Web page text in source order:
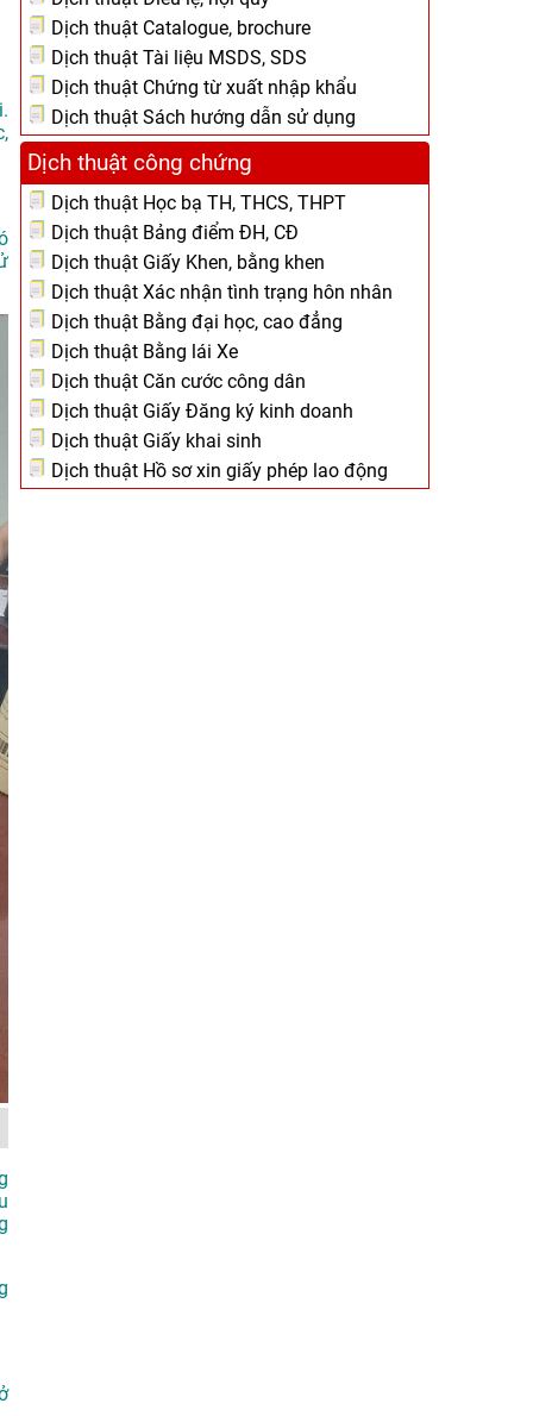
Dịch thuật Catalogue, brochure
Dịch thuật Tài liệu MSDS, SDS
Dịch thuật Chứng từ xuất nhập khẩu
Dịch thuật Sách hướng dẫn sử dụng
Dịch thuật công chứng
Dịch thuật Học bạ TH, THCS, THPT
Dịch thuật Bảng điểm ĐH, CĐ
Dịch thuật Giấy Khen, bằng khen
Dịch thuật Xác nhận tình trạng hôn nhân
Dịch thuật Bằng đại học, cao đẳng
Dịch thuật Bằng lái Xe
Dịch thuật Căn cước công dân
Dịch thuật Giấy Đăng ký kinh doanh
Dịch thuật Giấy khai sinh
Dịch thuật Hồ sơ xin giấy phép lao động